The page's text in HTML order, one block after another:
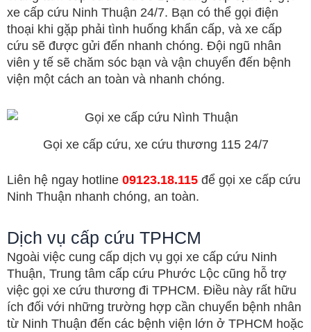
xe cấp cứu Ninh Thuận 24/7. Bạn có thể gọi điện
thoại khi gặp phải tình huống khẩn cấp, và xe cấp
cứu sẽ được gửi đến nhanh chóng. Đội ngũ nhân
viên y tế sẽ chăm sóc bạn và vận chuyển đến bệnh
viện một cách an toàn và nhanh chóng.
Gọi xe cấp cứu, xe cứu thương 115 24/7
Liên hệ ngay hotline 09123.18.115 để gọi xe cấp cứu
Ninh Thuận nhanh chóng, an toàn.
Dịch vụ cấp cứu TPHCM
Ngoài việc cung cấp dịch vụ gọi xe cấp cứu Ninh
Thuận, Trung tâm cấp cứu Phước Lộc cũng hỗ trợ
việc gọi xe cứu thương đi TPHCM. Điều này rất hữu
ích đối với những trường hợp cần chuyển bệnh nhân
từ Ninh Thuận đến các bệnh viện lớn ở TPHCM hoặc